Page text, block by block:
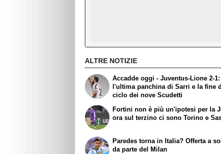
ALTRE NOTIZIE
Accadde oggi - Juventus-Lione 2-1:
l'ultima panchina di Sarri e la fine
ciclo dei nove Scudetti
Fortini non è più un'ipotesi per la
ora sul terzino ci sono Torino e
Paredes torna in Italia? Offerta a
da parte del Milan